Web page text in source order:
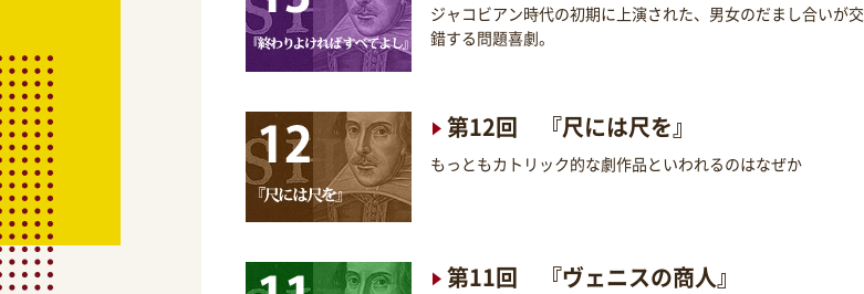
ジャコビアン時代の初期に上演された、男女のだまし合いが交
錯する問題喜劇。
第12回 『尺には尺を』
もっともカトリック的な劇作品といわれるのはなぜか
第11回 『ヴェニスの商人』